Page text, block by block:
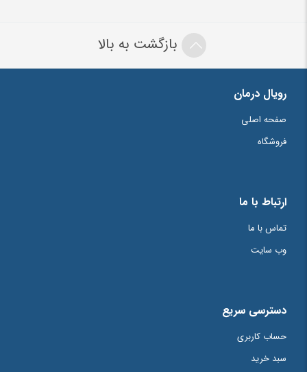
نشانی ایمیل شما منتشر نخواهد شد.
بخش‌های موردنیاز علامت‌گذاری
نام *
بازگشت به بالا
رویال درمان
صفحه اصلی
فروشگاه
ارتباط با ما
تماس با ما
وب سایت
دسترسی سریع
حساب کاربری
سبد خرید